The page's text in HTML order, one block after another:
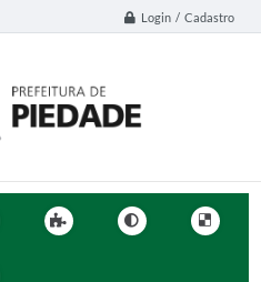
Login / Cadastro